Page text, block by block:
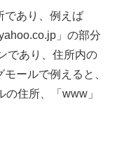
であり、例えば
」の部分
であり、住所内の
ールで例えると、
の住所、「www」